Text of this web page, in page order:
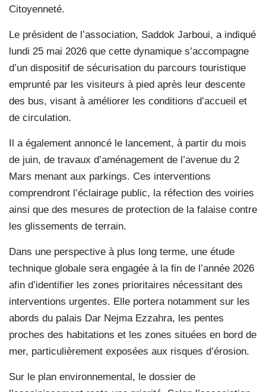
Citoyenneté.
Le président de l’association, Saddok Jarboui, a indiqué
lundi 25 mai 2026 que cette dynamique s’accompagne
d’un dispositif de sécurisation du parcours touristique
emprunté par les visiteurs à pied après leur descente
des bus, visant à améliorer les conditions d’accueil et
de circulation.
Il a également annoncé le lancement, à partir du mois
de juin, de travaux d’aménagement de l’avenue du 2
Mars menant aux parkings. Ces interventions
comprendront l’éclairage public, la réfection des voiries
ainsi que des mesures de protection de la falaise contre
les glissements de terrain.
Dans une perspective à plus long terme, une étude
technique globale sera engagée à la fin de l’année 2026
afin d’identifier les zones prioritaires nécessitant des
interventions urgentes. Elle portera notamment sur les
abords du palais Dar Nejma Ezzahra, les pentes
proches des habitations et les zones situées en bord de
mer, particulièrement exposées aux risques d’érosion.
Sur le plan environnemental, le dossier de